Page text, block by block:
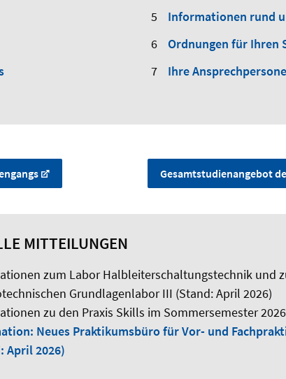
Informationen rund
Ordnungen für Ihren
Ihre
Gesamtstudienangebot
MITTEILUNGEN
zum Labor Halbleiterschaltungstechnik und
Grundlagenlabor III (Stand: April 2026)
zu den Praxis Skills im Sommersemester 2026
Neues Praktikumsbüro für Vor- und
April 2026)